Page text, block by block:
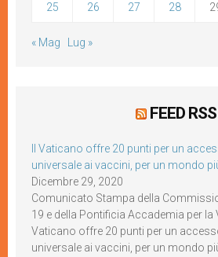
25 26 27 28
« Mag Lug »
FEED RSS
Il Vaticano offre 20 punti per un
universale ai vaccini, per un mondo
Dicembre 29, 2020
Comunicato Stampa della
19 e della Pontificia Accademia per la
Vaticano offre 20 punti per un
universale ai vaccini, per un mondo